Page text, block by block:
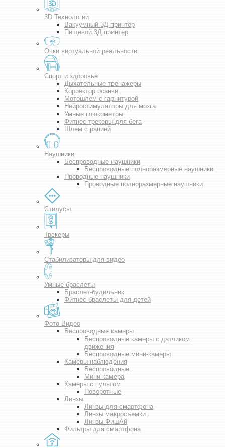
3D Технологии
Вакуумный 3Д принтер
Пищевой 3Д принтер
Очки виртуальной реальности
Спорт и здоровье
Дыхательные тренажеры
Корректор осанки
Мотошлем с гарнитурой
Нейростимуляторы для мозга
Умные глюкометры
Фитнес-трекеры для бега
Шлем с рацией
Наушники
Беспроводные наушники
Беспроводные полноразмерные наушники
Проводные наушники
Проводные полноразмерные наушники
Стилусы
Трекеры
Стабилизаторы для видео
Умные браслеты
Браслет-будильник
Фитнес-браслеты для детей
Фото-Видео
Беспроводные камеры
Беспроводные камеры с датчиком
движения
Беспроводные мини-камеры
Камеры наблюдения
Беспроводные
Мини-камера
Камеры с пультом
Поворотные
Линзы
Линзы для смартфона
Линзы макросъемки
Линзы ФишАй
Фильтры для смартфона